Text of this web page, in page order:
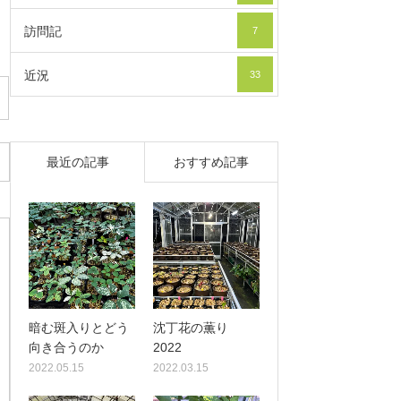
訪問記 7
近況 33
最近の記事 おすすめ記事
暗む斑入りとどう
向き合うのか
2022.05.15
沈丁花の薫り
2022
2022.03.15